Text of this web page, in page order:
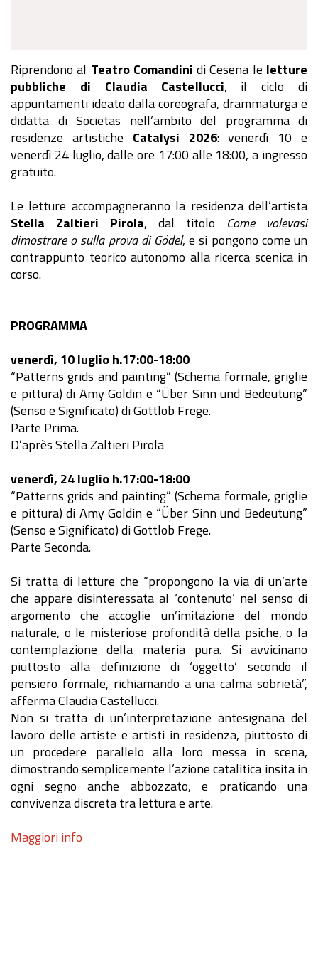
Riprendono al Teatro Comandini di Cesena le letture
pubbliche di Claudia Castellucci, il ciclo di
appuntamenti ideato dalla coreografa, drammaturga e
didatta di Societas nell’ambito del programma di
residenze artistiche Catalysi 2026: venerdì 10 e
venerdì 24 luglio, dalle ore 17:00 alle 18:00, a ingresso
gratuito.
Le letture accompagneranno la residenza dell’artista
Stella Zaltieri Pirola, dal titolo Come volevasi
dimostrare o sulla prova di Gödel, e si pongono come un
contrappunto teorico autonomo alla ricerca scenica in
corso.
PROGRAMMA
venerdì, 10 luglio h.17:00-18:00
“Patterns grids and painting” (Schema formale, griglie
e pittura) di Amy Goldin e “Über Sinn und Bedeutung”
(Senso e Significato) di Gottlob Frege.
Parte Prima.
D’après Stella Zaltieri Pirola
venerdì, 24 luglio h.17:00-18:00
“Patterns grids and painting” (Schema formale, griglie
e pittura) di Amy Goldin e “Über Sinn und Bedeutung”
(Senso e Significato) di Gottlob Frege.
Parte Seconda.
Si tratta di letture che “propongono la via di un’arte
che appare disinteressata al ‘contenuto’ nel senso di
argomento che accoglie un’imitazione del mondo
naturale, o le misteriose profondità della psiche, o la
contemplazione della materia pura. Si avvicinano
piuttosto alla definizione di ‘oggetto’ secondo il
pensiero formale, richiamando a una calma sobrietà”,
afferma Claudia Castellucci.
Non si tratta di un’interpretazione antesignana del
lavoro delle artiste e artisti in residenza, piuttosto di
un procedere parallelo alla loro messa in scena,
dimostrando semplicemente l’azione catalitica insita in
ogni segno anche abbozzato, e praticando una
convivenza discreta tra lettura e arte.
Maggiori info